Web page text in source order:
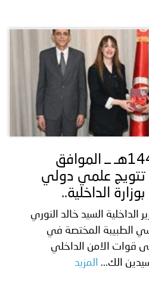
تُونس ـ 1448/02/06هـ ــ الموافق
07/20 م - تتويج علمي دولي
الداخلية..
الداخلية السيد خالد النوري
الطبيبة المختصة في
قوات الامن الداخلي
الك...
المزيد